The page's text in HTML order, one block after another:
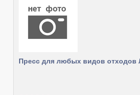
Пресс для любых видов отходов